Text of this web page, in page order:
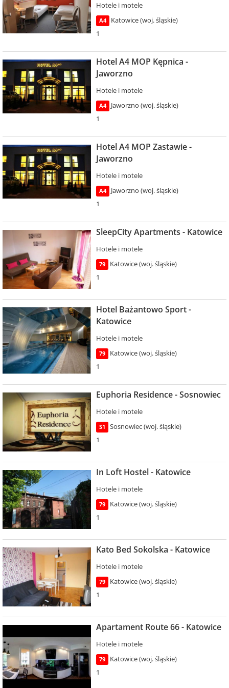
Hotele i motele
A4
Katowice (woj. śląskie)
1
Hotel A4 MOP Kępnica -
Jaworzno
Hotele i motele
A4
Jaworzno (woj. śląskie)
1
Hotel A4 MOP Zastawie -
Jaworzno
Hotele i motele
A4
Jaworzno (woj. śląskie)
1
SleepCity Apartments - Katowice
Hotele i motele
79
Katowice (woj. śląskie)
1
Hotel Bażantowo Sport -
Katowice
Hotele i motele
79
Katowice (woj. śląskie)
1
Euphoria Residence - Sosnowiec
Hotele i motele
S1
Sosnowiec (woj. śląskie)
1
In Loft Hostel - Katowice
Hotele i motele
79
Katowice (woj. śląskie)
1
Kato Bed Sokolska - Katowice
Hotele i motele
79
Katowice (woj. śląskie)
1
Apartament Route 66 - Katowice
Hotele i motele
79
Katowice (woj. śląskie)
1